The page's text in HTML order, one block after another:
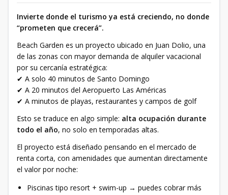
Invierte donde el turismo ya está creciendo, no donde
“prometen que crecerá”.
Beach Garden es un proyecto ubicado en Juan Dolio, una
de las zonas con mayor demanda de alquiler vacacional
por su cercanía estratégica:
✔ A solo 40 minutos de Santo Domingo
✔ A 20 minutos del Aeropuerto Las Américas
✔ A minutos de playas, restaurantes y campos de golf
Esto se traduce en algo simple: alta ocupación durante
todo el año, no solo en temporadas altas.
El proyecto está diseñado pensando en el mercado de
renta corta, con amenidades que aumentan directamente
el valor por noche:
Piscinas tipo resort + swim-up → puedes cobrar más